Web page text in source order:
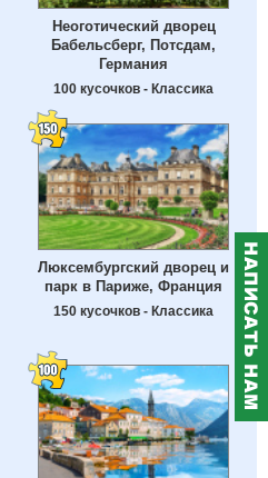
Неоготический дворец
Бабельсберг, Потсдам,
Германия
100 кусочков - Классика
Люксембургский дворец и
парк в Париже, Франция
150 кусочков - Классика